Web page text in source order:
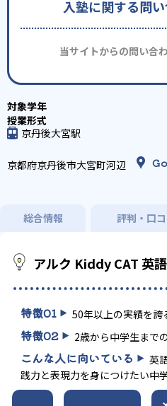
入塾に関する問
当サイトからの問い合
京丹後大宮駅
京都府京丹後市大宮町河辺
総合情報 評判・口
アルク Kiddy CAT 英
特徴01 50年以上の実績を誇
特徴02 2歳から中学生まで
こんな人に向いている
英
践力と表現力を身につけたい中